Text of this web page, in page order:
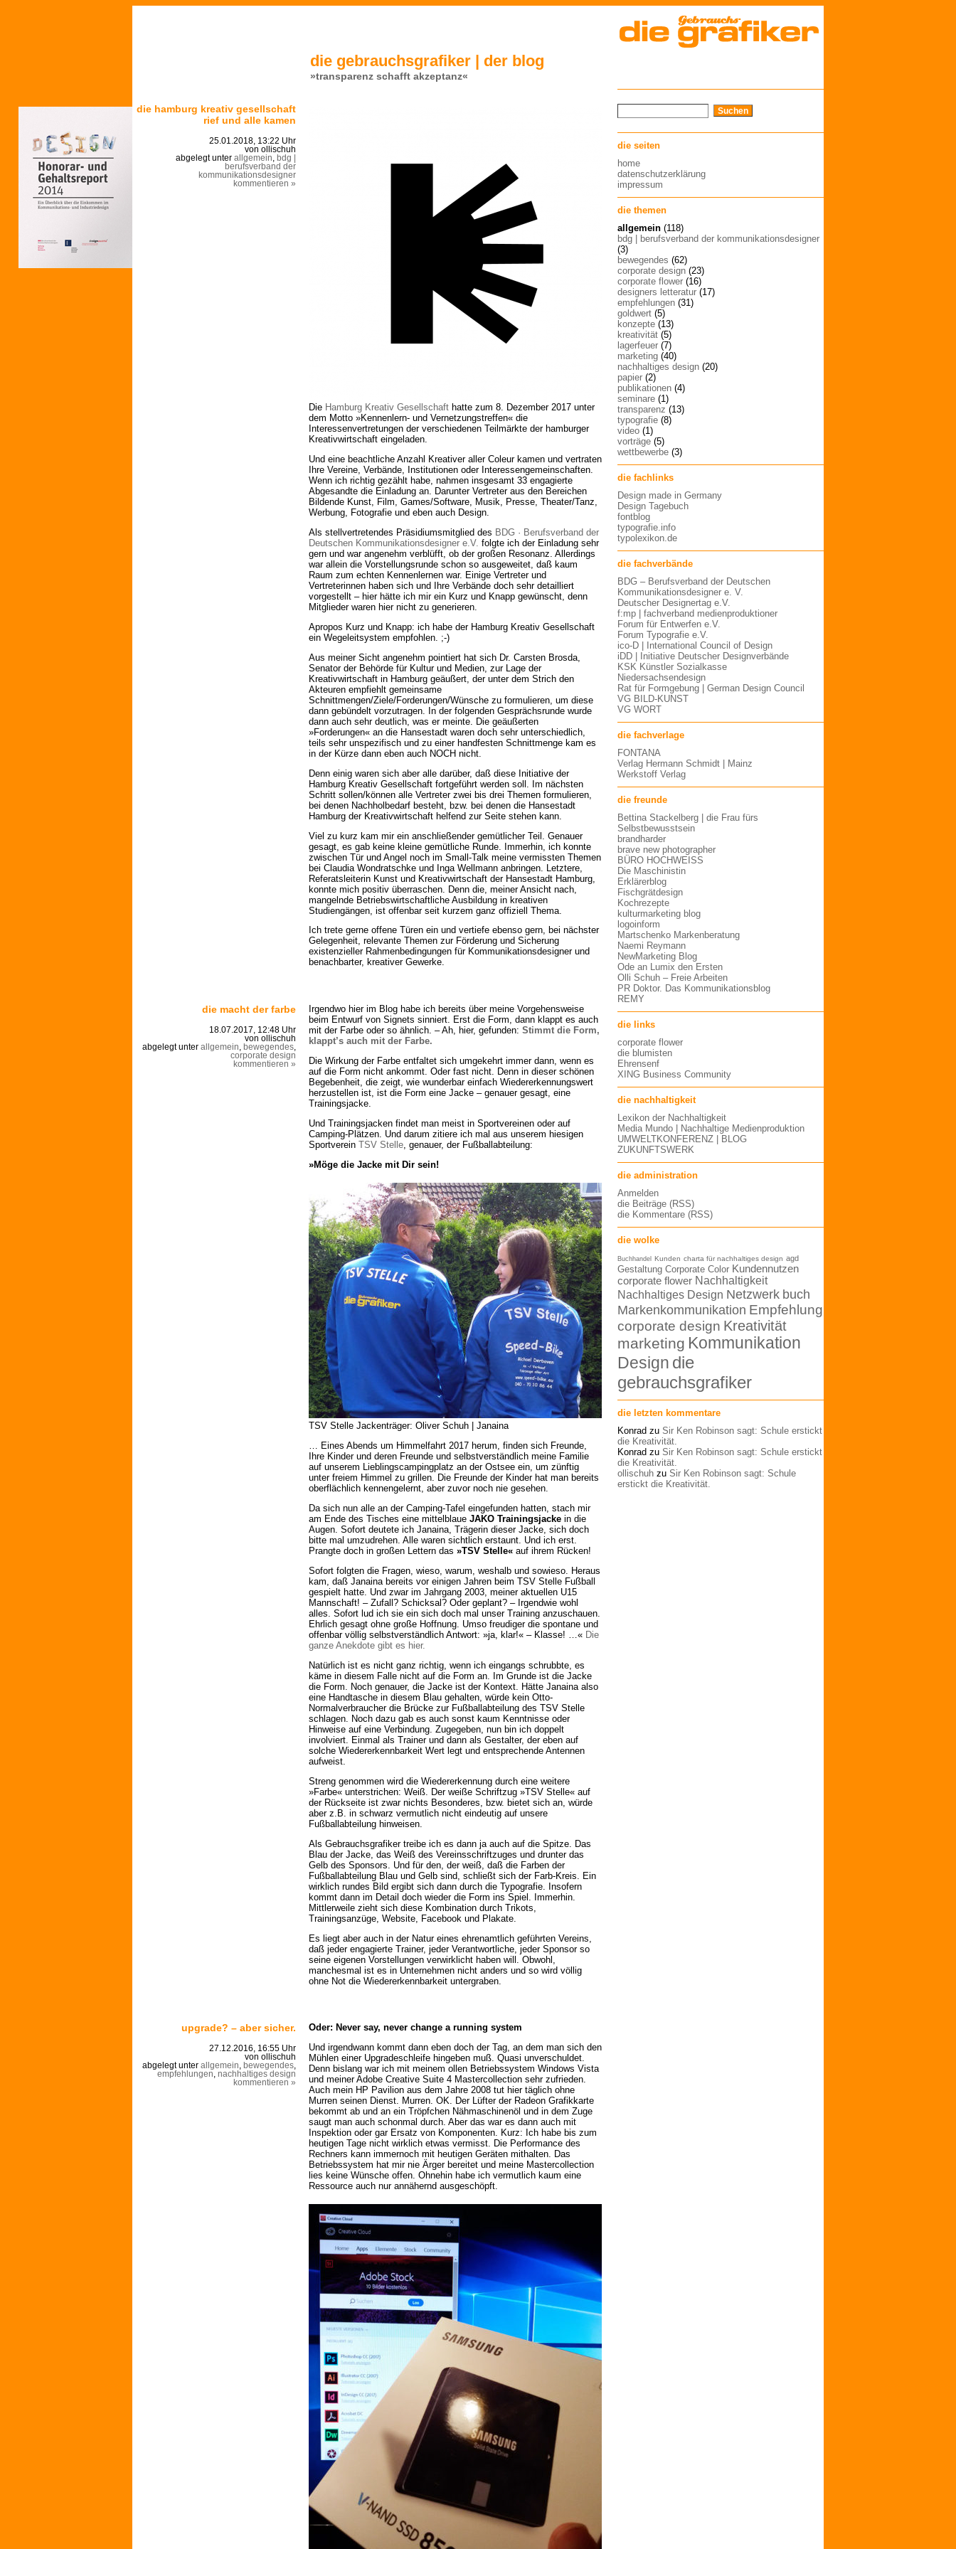
die gebrauchsgrafiker | der blog
»transparenz schafft akzeptanz«
die hamburg kreativ gesellschaft
rief und alle kamen
25.01.2018, 13:22 Uhr
von ollischuh
abgelegt unter allgemein
bdg |
berufsverband der
kommunikationsdesigner
kommentieren »
Die Hamburg Kreativ Gesellschaft hatte zum 8. Dezember 2017 unter
dem Motto »Kennenlern- und Vernetzungstreffen« die
Interessenvertretungen der verschiedenen Teilmärkte der hamburger
Kreativwirtschaft eingeladen.
Und eine beachtliche Anzahl Kreativer aller Coleur kamen und vertraten
Ihre Vereine, Verbände, Institutionen oder Interessengemeinschaften.
Wenn ich richtig gezählt habe, nahmen insgesamt 33 engagierte
Abgesandte die Einladung an. Darunter Vertreter aus den Bereichen
Bildende Kunst, Film, Games/Software, Musik, Presse, Theater/Tanz,
Werbung, Fotografie und eben auch Design.
Als stellvertretendes Präsidiumsmitglied des BDG · Berufsverband der
Deutschen Kommunikationsdesigner e.V. folgte ich der Einladung sehr
gern und war angenehm verblüfft, ob der großen Resonanz. Allerdings
war allein die Vorstellungsrunde schon so ausgeweitet, daß kaum
Raum zum echten Kennenlernen war. Einige Vertreter und
Vertreterinnen haben sich und Ihre Verbände doch sehr detailliert
vorgestellt – hier hätte ich mir ein Kurz und Knapp gewünscht, denn
Mitglieder waren hier nicht zu generieren.
Apropos Kurz und Knapp: ich habe der Hamburg Kreativ Gesellschaft
ein Wegeleitsystem empfohlen. ;-)
Aus meiner Sicht angenehm pointiert hat sich Dr. Carsten Brosda,
Senator der Behörde für Kultur und Medien, zur Lage der
Kreativwirtschaft in Hamburg geäußert, der unter dem Strich den
Akteuren empfiehlt gemeinsame
Schnittmengen/Ziele/Forderungen/Wünsche zu formulieren, um diese
dann gebündelt vorzutragen. In der folgenden Gesprächsrunde wurde
dann auch sehr deutlich, was er meinte. Die geäußerten
»Forderungen« an die Hansestadt waren doch sehr unterschiedlich,
teils sehr unspezifisch und zu einer handfesten Schnittmenge kam es
in der Kürze dann eben auch NOCH nicht.
Denn einig waren sich aber alle darüber, daß diese Initiative der
Hamburg Kreativ Gesellschaft fortgeführt werden soll. Im nächsten
Schritt sollen/können alle Vertreter zwei bis drei Themen formulieren,
bei denen Nachholbedarf besteht, bzw. bei denen die Hansestadt
Hamburg der Kreativwirtschaft helfend zur Seite stehen kann.
Viel zu kurz kam mir ein anschließender gemütlicher Teil. Genauer
gesagt, es gab keine kleine gemütliche Runde. Immerhin, ich konnte
zwischen Tür und Angel noch im Small-Talk meine vermissten Themen
bei Claudia Wondratschke und Inga Wellmann anbringen. Letztere,
Referatsleiterin Kunst und Kreativwirtschaft der Hansestadt Hamburg,
konnte mich positiv überraschen. Denn die, meiner Ansicht nach,
mangelnde Betriebswirtschaftliche Ausbildung in kreativen
Studiengängen, ist offenbar seit kurzem ganz offiziell Thema.
Ich trete gerne offene Türen ein und vertiefe ebenso gern, bei nächster
Gelegenheit, relevante Themen zur Förderung und Sicherung
existenzieller Rahmenbedingungen für Kommunikationsdesigner und
benachbarter, kreativer Gewerke.
die macht der farbe
18.07.2017, 12:48 Uhr
von ollischuh
abgelegt unter allgemein bewegendes
corporate design
kommentieren »
Irgendwo hier im Blog habe ich bereits über meine Vorgehensweise
beim Entwurf von Signets sinniert. Erst die Form, dann klappt es auch
mit der Farbe oder so ähnlich. – Ah, hier, gefunden: Stimmt die Form,
klappt’s auch mit der Farbe.
Die Wirkung der Farbe entfaltet sich umgekehrt immer dann, wenn es
auf die Form nicht ankommt. Oder fast nicht. Denn in dieser schönen
Begebenheit, die zeigt, wie wunderbar einfach Wiedererkennungswert
herzustellen ist, ist die Form eine Jacke – genauer gesagt, eine
Trainingsjacke.
Und Trainingsjacken findet man meist in Sportvereinen oder auf
Camping-Plätzen. Und darum zitiere ich mal aus unserem hiesigen
Sportverein TSV Stelle, genauer, der Fußballabteilung:
»Möge die Jacke mit Dir sein!
TSV Stelle Jackenträger: Oliver Schuh | Janaina
… Eines Abends um Himmelfahrt 2017 herum, finden sich Freunde,
Ihre Kinder und deren Freunde und selbstverständlich meine Familie
auf unserem Lieblingscampingplatz an der Ostsee ein, um zünftig
unter freiem Himmel zu grillen. Die Freunde der Kinder hat man bereits
oberflächlich kennengelernt, aber zuvor noch nie gesehen.
Da sich nun alle an der Camping-Tafel eingefunden hatten, stach mir
am Ende des Tisches eine mittelblaue JAKO Trainingsjacke in die
Augen. Sofort deutete ich Janaina, Trägerin dieser Jacke, sich doch
bitte mal umzudrehen. Alle waren sichtlich erstaunt. Und ich erst.
Prangte doch in großen Lettern das »TSV Stelle« auf ihrem Rücken!
Sofort folgten die Fragen, wieso, warum, weshalb und sowieso. Heraus
kam, daß Janaina bereits vor einigen Jahren beim TSV Stelle Fußball
gespielt hatte. Und zwar im Jahrgang 2003, meiner aktuellen U15
Mannschaft! – Zufall? Schicksal? Oder geplant? – Irgendwie wohl
alles. Sofort lud ich sie ein sich doch mal unser Training anzuschauen.
Ehrlich gesagt ohne große Hoffnung. Umso freudiger die spontane und
offenbar völlig selbstverständlich Antwort: »ja, klar!« – Klasse! …« Die
ganze Anekdote gibt es hier.
Natürlich ist es nicht ganz richtig, wenn ich eingangs schrubbte, es
käme in diesem Falle nicht auf die Form an. Im Grunde ist die Jacke
die Form. Noch genauer, die Jacke ist der Kontext. Hätte Janaina also
eine Handtasche in diesem Blau gehalten, würde kein Otto-
Normalverbraucher die Brücke zur Fußballabteilung des TSV Stelle
schlagen. Noch dazu gab es auch sonst kaum Kenntnisse oder
Hinweise auf eine Verbindung. Zugegeben, nun bin ich doppelt
involviert. Einmal als Trainer und dann als Gestalter, der eben auf
solche Wiedererkennbarkeit Wert legt und entsprechende Antennen
aufweist.
Streng genommen wird die Wiedererkennung durch eine weitere
»Farbe« unterstrichen: Weiß. Der weiße Schriftzug »TSV Stelle« auf
der Rückseite ist zwar nichts Besonderes, bzw. bietet sich an, würde
aber z.B. in schwarz vermutlich nicht eindeutig auf unsere
Fußballabteilung hinweisen.
Als Gebrauchsgrafiker treibe ich es dann ja auch auf die Spitze. Das
Blau der Jacke, das Weiß des Vereinsschriftzuges und drunter das
Gelb des Sponsors. Und für den, der weiß, daß die Farben der
Fußballabteilung Blau und Gelb sind, schließt sich der Farb-Kreis. Ein
wirklich rundes Bild ergibt sich dann durch die Typografie. Insofern
kommt dann im Detail doch wieder die Form ins Spiel. Immerhin.
Mittlerweile zieht sich diese Kombination durch Trikots,
Trainingsanzüge, Website, Facebook und Plakate.
Es liegt aber auch in der Natur eines ehrenamtlich geführten Vereins,
daß jeder engagierte Trainer, jeder Verantwortliche, jeder Sponsor so
seine eigenen Vorstellungen verwirklicht haben will. Obwohl,
manchesmal ist es in Unternehmen nicht anders und so wird völlig
ohne Not die Wiedererkennbarkeit untergraben.
upgrade? – aber sicher.
27.12.2016, 16:55 Uhr
von ollischuh
abgelegt unter allgemein, bewegendes,
empfehlungen, nachhaltiges design
kommentieren »
Oder: Never say, never change a running system
Und irgendwann kommt dann eben doch der Tag, an dem man sich den
Mühlen einer Upgradeschleife hingeben muß. Quasi unverschuldet.
Denn bislang war ich mit meinem ollen Betriebssystem Windows Vista
und meiner Adobe Creative Suite 4 Mastercollection sehr zufrieden.
Auch mein HP Pavilion aus dem Jahre 2008 tut hier täglich ohne
Murren seinen Dienst. Murren. OK. Der Lüfter der Radeon Grafikkarte
bekommt ab und an ein Tröpfchen Nähmaschinenöl und in dem Zuge
saugt man auch schonmal durch. Aber das war es dann auch mit
Inspektion oder gar Ersatz von Komponenten. Kurz: Ich habe bis zum
heutigen Tage nicht wirklich etwas vermisst. Die Performance des
Rechners kann immernoch mit heutigen Geräten mithalten. Das
Betriebssystem hat mir nie Ärger bereitet und meine Mastercollection
lies keine Wünsche offen. Ohnehin habe ich vermutlich kaum eine
Ressource auch nur annähernd ausgeschöpft.
die seiten
home
datenschutzerklärung
impressum
die themen
allgemein (118)
bdg | berufsverband der kommunikationsdesigner
(3)
bewegendes (62)
corporate design (23)
corporate flower (16)
designers letteratur (17)
empfehlungen (31)
goldwert (5)
konzepte (13)
kreativität (5)
lagerfeuer (7)
marketing (40)
nachhaltiges design (20)
papier (2)
publikationen (4)
seminare (1)
transparenz (13)
typografie (8)
video (1)
vorträge (5)
wettbewerbe (3)
die fachlinks
Design made in Germany
Design Tagebuch
fontblog
typografie.info
typolexikon.de
die fachverbände
BDG – Berufsverband der Deutschen
Kommunikationsdesigner e. V.
Deutscher Designertag e.V.
f:mp | fachverband medienproduktioner
Forum für Entwerfen e.V.
Forum Typografie e.V.
ico-D | International Council of Design
iDD | Initiative Deutscher Designverbände
KSK Künstler Sozialkasse
Niedersachsendesign
Rat für Formgebung | German Design Council
VG BILD-KUNST
VG WORT
die fachverlage
FONTANA
Verlag Hermann Schmidt | Mainz
Werkstoff Verlag
die freunde
Bettina Stackelberg | die Frau fürs
Selbstbewusstsein
brandharder
brave new photographer
BÜRO HOCHWEISS
Die Maschinistin
Erklärerblog
Fischgrätdesign
Kochrezepte
kulturmarketing blog
logoinform
Martschenko Markenberatung
Naemi Reymann
NewMarketing Blog
Ode an Lumix den Ersten
Olli Schuh – Freie Arbeiten
PR Doktor. Das Kommunikationsblog
REMY
die links
corporate flower
die blumisten
Ehrensenf
XING Business Community
die nachhaltigkeit
Lexikon der Nachhaltigkeit
Media Mundo | Nachhaltige Medienproduktion
UMWELTKONFERENZ | BLOG
ZUKUNFTSWERK
die administration
Anmelden
die Beiträge (RSS)
die Kommentare (RSS)
die wolke
Buchhandel Kunden charta für nachhaltiges design agd
Gestaltung Corporate Color Kundennutzen
corporate flower Nachhaltigkeit
Nachhaltiges Design Netzwerk buch
Markenkommunikation Empfehlung
corporate design Kreativität
marketing Kommunikation
Design die
gebrauchsgrafiker
die letzten kommentare
Konrad zu Sir Ken Robinson sagt: Schule erstickt
die Kreativität.
Konrad zu Sir Ken Robinson sagt: Schule erstickt
die Kreativität.
ollischuh zu Sir Ken Robinson sagt: Schule
erstickt die Kreativität.